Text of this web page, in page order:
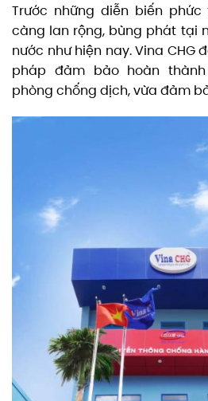
Trước những diễn biến
càng lan rộng, bùng phát tại
nước như hiện nay. Vina CHG
pháp đảm bảo hoàn
phòng chống dịch, vừa đảm